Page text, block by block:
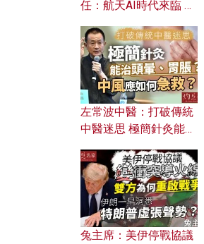
任：航天AI時代來臨 學
校內數字教育如何實踐
落地？
左常波中醫：打破傳統
中醫迷思 極簡針灸能治
何急救？
兔主席：美伊停戰協議